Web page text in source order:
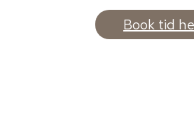
Book tid